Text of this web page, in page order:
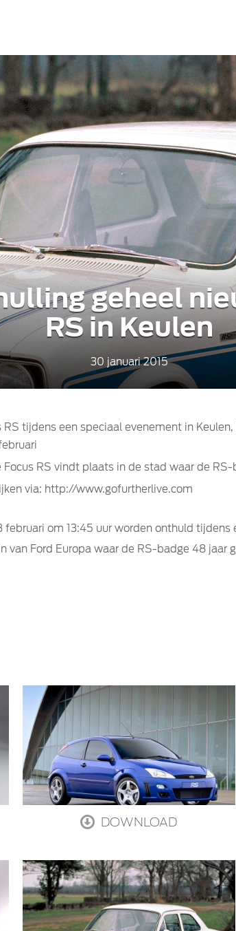
geheel
RS in Keulen
30 januari 2015
RS tijdens een speciaal evenement in
RS vindt plaats in de stad waar de
via: http://www.gofurtherlive.com
februari om 13:45 uur worden onthuld
van Ford Europa waar de RS-badge 48 jaar
DOWNLOAD